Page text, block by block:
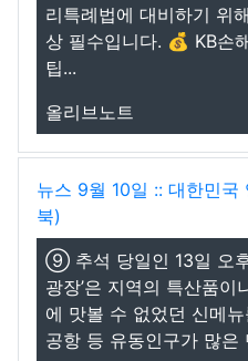
리특례법에 대비하기 위
상 필수입니다. 💰 KB손
팁...
올리브노트
뉴스 9월 10일 :: 대한민
북)
⑨ 추석 당일인 13일 오후
광장’은 지역의 특산품
에 맛볼 수 없었던 신메
공항 등 유동인구가 많은